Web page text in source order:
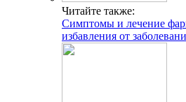
Читайте также:
Симптомы и лечение
избавления от